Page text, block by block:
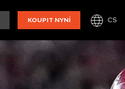
KOUPIT NYNÍ CS